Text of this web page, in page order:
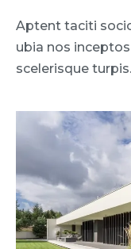
Aptent taciti
ubia nos
scelerisque